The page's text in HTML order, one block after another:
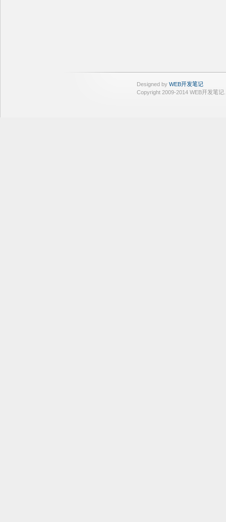
Designed by WEB开发笔记
Copyright 2009-2014 WEB开发笔